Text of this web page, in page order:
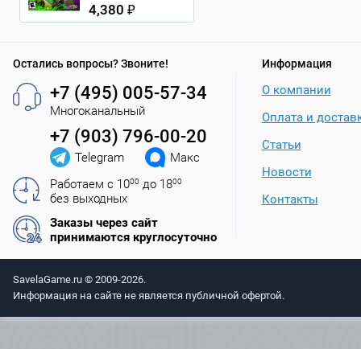
4,380 ₽
Остались вопросы? Звоните!
+7 (495) 005-57-34
Многоканальный
+7 (903) 796-00-20
Telegram
Макс
Работаем с 1000 до 1800
без выходных
Заказы через сайт
принимаются круглосуточно
Информация
О компании
Оплата и
Статьи
Новости
Контакты
SavelaGame.ru © 2009-2026.
Информация на сайте не является публичной офертой.